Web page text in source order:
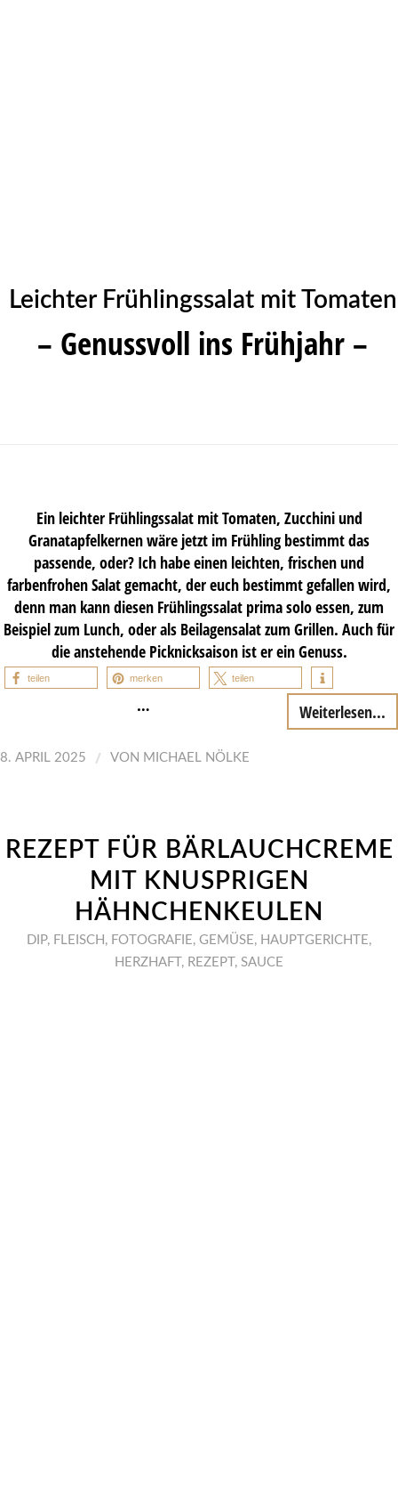
Leichter Frühlingssalat mit Tomaten
– Genussvoll ins Frühjahr –
Ein leichter Frühlingssalat mit Tomaten, Zucchini und
Granatapfelkernen wäre jetzt im Frühling bestimmt das
passende, oder? Ich habe einen leichten, frischen und
farbenfrohen Salat gemacht, der euch bestimmt gefallen wird,
denn man kann diesen Frühlingssalat prima solo essen, zum
Beispiel zum Lunch, oder als Beilagensalat zum Grillen. Auch für
die anstehende Picknicksaison ist er ein Genuss.
teilen merken teilen
… Weiterlesen...
8. APRIL 2025 / VON MICHAEL NÖLKE
REZEPT FÜR BÄRLAUCHCREME
MIT KNUSPRIGEN
HÄHNCHENKEULEN
DIP, FLEISCH , FOTOGRAFIE, GEMÜSE, HAUPTGERICHTE,
HERZHAFT, REZEPT, SAUCE